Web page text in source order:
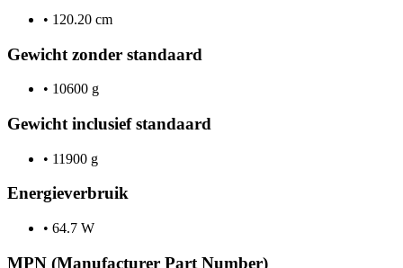
• 120.20 cm
Gewicht zonder standaard
• 10600 g
Gewicht inclusief standaard
• 11900 g
Energieverbruik
• 64.7 W
MPN (Manufacturer Part Number)